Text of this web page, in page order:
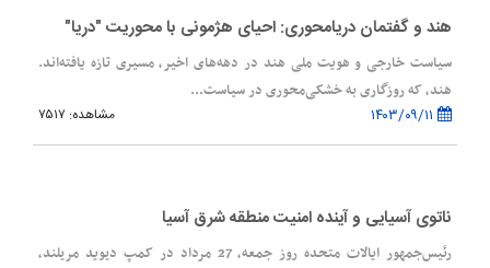
هند و گفتمان دریامحوری: احیای هژمونی با محوریت "دریا"
سیاست خارجی و هویت ملی هند در دهه‌های اخیر، مسیری تازه یافته‌اند.
هند، که روزگاری به خشکی‌محوری در سیاست‌...
مشاهده: ۷۵۱۷
ناتوی آسیایی و آینده امنیت منطقه شرق آسیا
رئیس‌جمهور ایالات متحده روز جمعه، 27 مرداد در کمپ دیوید مریلند،